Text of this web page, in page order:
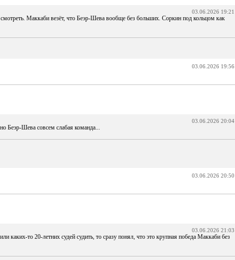
03.06.2026 19:21
Маккаби везёт, что Беэр-Шева вообще без больших. Соркин под кольцом как
03.06.2026 19:56
03.06.2026 20:04
Беэр-Шева совсем слабая команда...
03.06.2026 20:50
03.06.2026 21:03
каких-то 20-летних судей судить, то сразу понял, что это крупная победа Маккаби без